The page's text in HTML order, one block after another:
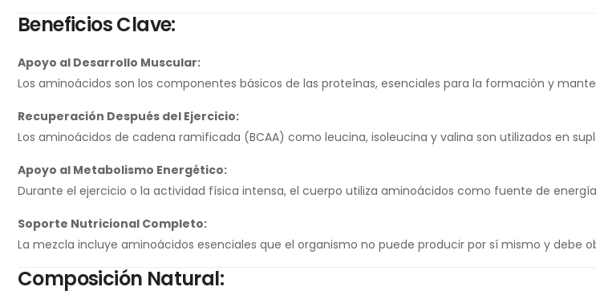
Beneficios Clave:
Apoyo al Desarrollo Muscular:
Los aminoácidos son los componentes básicos de las proteínas, esenciales para la formación y
Recuperación Después del Ejercicio:
Los aminoácidos de cadena ramificada (BCAA) como leucina, isoleucina y valina son utilizados en
Apoyo al Metabolismo Energético:
Durante el ejercicio o la actividad física intensa, el cuerpo utiliza aminoácidos como fuente de
Soporte Nutricional Completo:
La mezcla incluye aminoácidos esenciales que el organismo no puede producir por sí mismo y debe
Composición Natural: